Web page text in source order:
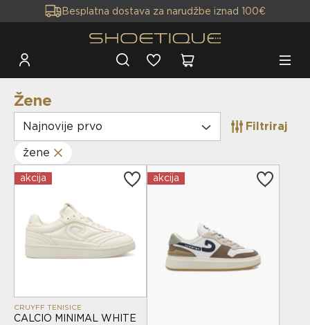
Besplatna dostava za narudžbe iznad 100€
Žene
Najnovije prvo
Filtriraj
žene
akcija
CRUYFF TENISICE
CALCIO MINIMAL WHITE
akcija